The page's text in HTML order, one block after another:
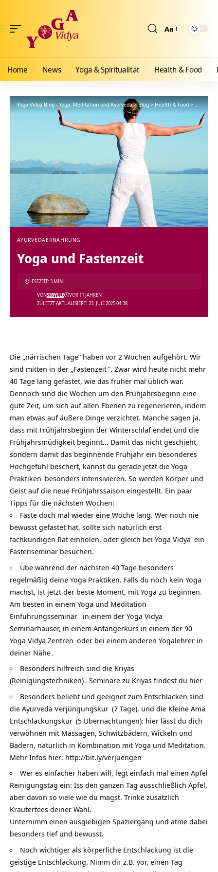
Aa
Home News Yoga & Spiritualität Health & Food
Yoga Vidya Blog - Yoga, Meditation und Ayurveda>Blog>Health & Food>Ayurveda
AYURVEDAERNÄHRUNG
Yoga und Fastenzeit
ZULETZT AKTUALISIERT: 23. JULI 2025 04:38
VONSIBYLLE VOR 11 JAHREN
LESEZEIT: 3 MIN
Die „närrischen Tage“ haben vor 2 Wochen aufgehört. Wir
sind mitten in der „Fastenzeit“. Zwar wird heute nicht mehr
40 Tage lang gefastet, wie das früher mal üblich war.
Dennoch sind die Wochen um den Frühjahrsbeginn eine
gute Zeit, um sich auf allen Ebenen zu regenerieren, indem
man etwas auf äußere Dinge verzichtet. Manche sagen ja,
dass mit Frühjahrsbeginn der Winterschlaf endet und die
Frühjahrsmüdigkeit beginnt… Damit das nicht geschieht,
sondern damit das beginnende Frühjahr ein besonderes
Hochgefühl beschert, kannst du gerade jetzt die Yoga
Praktiken besonders intensivieren. So werden Körper und
Geist auf die neue Frühjahrssaison eingestellt. Ein paar
Tipps für die nächsten Wochen:
Faste doch mal wieder eine Woche lang. Wer noch nie
bewusst gefastet hat, sollte sich natürlich erst
fachkundigen Rat einholen, oder gleich bei Yoga Vidya ein
Fastenseminar besuchen.
Übe während der nächsten 40 Tage besonders
regelmäßig deine Yoga Praktiken. Falls du noch kein Yoga
machst, ist jetzt der beste Moment, mit Yoga zu beginnen.
Am besten in einem Yoga und Meditation
Einführungsseminar in einem der Yoga Vidya
Seminarhäuser, in einem Anfängerkurs in einem der 90
Yoga Vidya Zentren oder bei einem anderen Yogalehrer in
deiner Nähe .
Besonders hilfreich sind die Kriyas
(Reinigungstechniken) . Seminare zu Kriyas findest du hier
Besonders beliebt und geeignet zum Entschlacken sind
die Ayurveda Verjüngungskur (7 Tage), und die Kleine Ama
Entschlackungskur (5 Übernachtungen): hier lässt du dich
verwöhnen mit Massagen, Schwitzbädern, Wickeln und
Bädern, natürlich in Kombination mit Yoga und Meditation.
Mehr Infos hier: http://bit.ly/verjuengen
Wer es einfacher haben will, legt einfach mal einen Apfel
Reinigungstag ein: Iss den ganzen Tag ausschließlich Äpfel,
aber davon so viele wie du magst. Trinke zusätzlich
Kräutertees deiner Wahl.
Unternimm einen ausgiebigen Spaziergang und atme dabei
besonders tief und bewusst.
Noch wichtiger als körperliche Entschlackung ist die
geistige Entschlackung. Nimm dir z.B. vor, einen Tag